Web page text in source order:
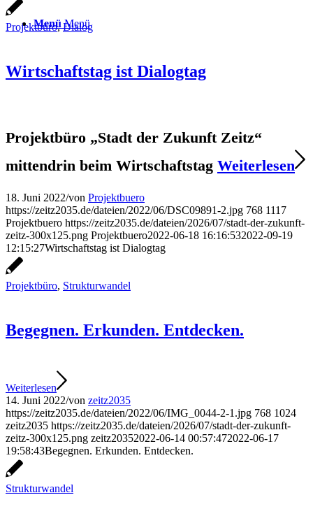
Menü Menü
Projektbüro,Dialog
Wirtschaftstag ist Dialogtag
Projektbüro „Stadt der Zukunft Zeitz“
mittendrin beim Wirtschaftstag Weiterlesen
18. Juni 2022/von Projektbuero
https://zeitz2035.de/dateien/2022/06/DSC09891-2.jpg 768 1117
Projektbuero https://zeitz2035.de/dateien/2026/07/stadt-der-zukunft-
zeitz-300x125.png Projektbuero2022-06-18 16:16:532022-09-19
12:15:27Wirtschaftstag ist Dialogtag
Projektbüro, Strukturwandel
Begegnen. Erkunden. Entdecken.
Weiterlesen
14. Juni 2022/von zeitz2035
https://zeitz2035.de/dateien/2022/06/IMG_0044-2-1.jpg 768 1024
zeitz2035 https://zeitz2035.de/dateien/2026/07/stadt-der-zukunft-
zeitz-300x125.png zeitz20352022-06-14 00:57:472022-06-17
19:58:43Begegnen. Erkunden. Entdecken.
Strukturwandel